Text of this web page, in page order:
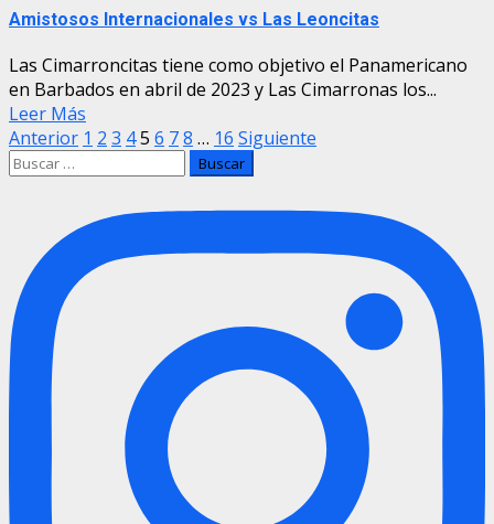
Amistosos Internacionales vs Las Leoncitas
Las Cimarroncitas tiene como objetivo el Panamericano
en Barbados en abril de 2023 y Las Cimarronas los...
Leer Más
Paginación
de
Anterior 1 2 3 45 6 78 … 16 Siguiente
Buscar: